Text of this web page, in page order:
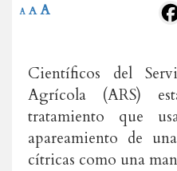
A A A
Científicos del
Agrícola (ARS)
tratamiento que
apareamiento de
cítricas como una